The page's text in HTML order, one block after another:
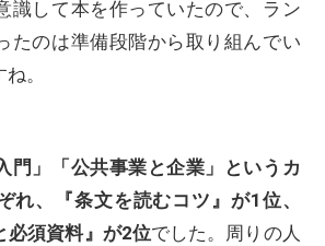
識して本を作っていたので、ラン
たのは準備段階から取り組んでい
。
門」「公共事業と企業」というカ
れ、『条文を読むコツ』が1位、
必須資料』が2位でした。周りの人